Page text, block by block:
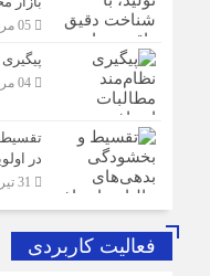
05 مرداد 1405 - 9:13
04 مرداد 1405 - 9:01
تقسیط
در
فعالیت کاربردی